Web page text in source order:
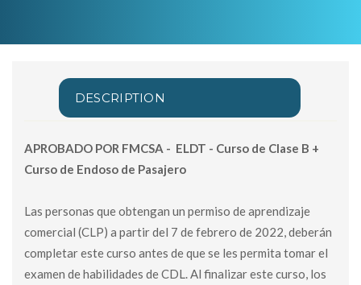
DESCRIPTION
APROBADO POR FMCSA - ELDT - Curso de Clase B +
Curso de Endoso de Pasajero
Las personas que obtengan un permiso de aprendizaje
comercial (CLP) a partir del 7 de febrero de 2022, deberán
completar este curso antes de que se les permita tomar el
examen de habilidades de CDL. Al finalizar este curso, los